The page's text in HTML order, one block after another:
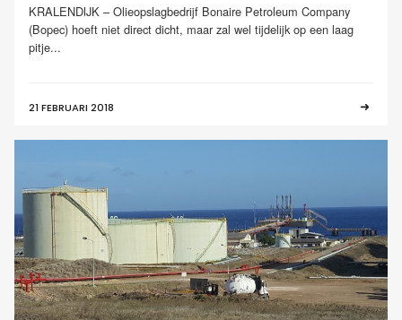
KRALENDIJK – Olieopslagbedrijf Bonaire Petroleum Company
(Bopec) hoeft niet direct dicht, maar zal wel tijdelijk op een laag
pitje...
21 FEBRUARI 2018